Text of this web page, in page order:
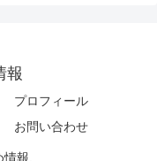
報
プロフィール
お問い合わせ
報.